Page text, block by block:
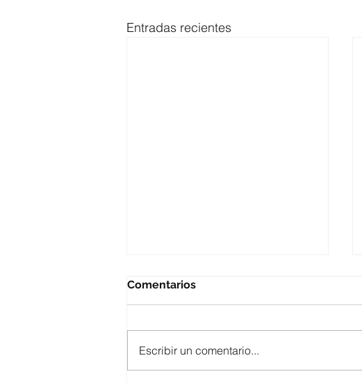
Entradas recientes
Comentarios
Escribir un comentario...